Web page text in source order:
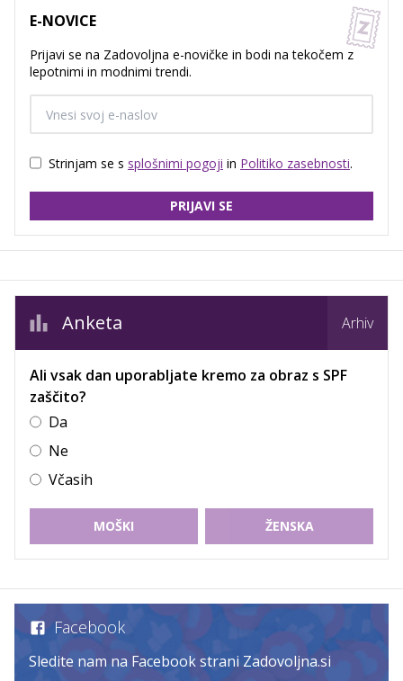
E-NOVICE
Prijavi se na Zadovoljna e-novičke in bodi na tekočem z
lepotnimi in modnimi trendi.
Strinjam se s splošnimi pogoji in Politiko zasebnosti.
PRIJAVI SE
Anketa Arhiv
Ali vsak dan uporabljate kremo za obraz s SPF
zaščito?
Da
Ne
Včasih
MOŠKI ŽENSKA
Facebook
Sledite nam na Facebook strani Zadovoljna.si